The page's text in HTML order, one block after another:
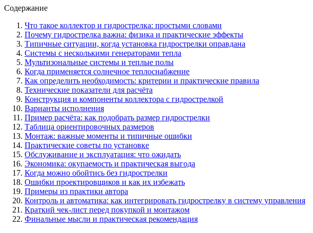
Содержание
Что такое коллектор и гидрострелка: простыми словами
Почему гидрострелка важна: физика и практические эффекты
Типичные ситуации, когда установка гидрострелки оправдана
Системы с несколькими генераторами тепла
Мультизональные системы и теплые полы
Когда применяется солнечное теплоснабжение
Как определить необходимость: критерии и практические правила
Технические показатели для расчёта
Конструкция и компоненты коллектора с гидрострелкой
Варианты исполнения
Пример расчёта: как подобрать размер гидрострелки
Таблица ориентировочных размеров
Монтаж: важные моменты и типичные ошибки
Практические советы по установке
Обслуживание и эксплуатация: что ожидать
Экономика: окупаемость и практическая выгода
Когда можно обойтись без гидрострелки
Ошибки проектировщиков и как их избежать
Примеры из практики автора
Контроль и автоматика: как интегрировать гидрострелку в систему управления
Краткий чек-лист перед покупкой и монтажом
Финальные мысли и практическая рекомендация